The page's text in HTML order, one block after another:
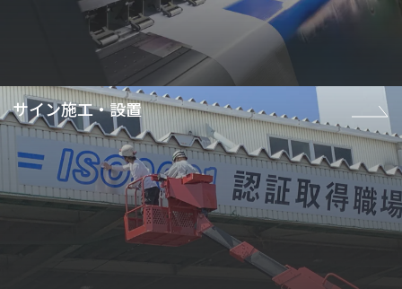
サイン施工・設置